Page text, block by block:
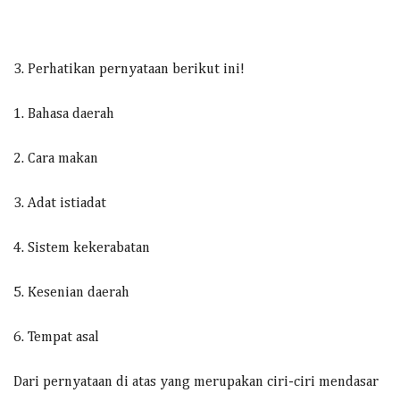
3. Perhatikan pernyataan berikut ini!
1. Bahasa daerah
2. Cara makan
3. Adat istiadat
4. Sistem kekerabatan
5. Kesenian daerah
6. Tempat asal
Dari pernyataan di atas yang merupakan ciri-ciri mendasar